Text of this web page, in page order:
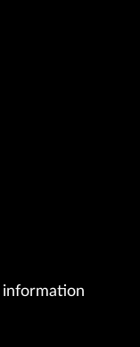
information